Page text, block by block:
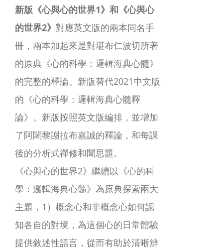
新版《心與心的世界1》和《心與心
的世界2》對應英文版的兩本同名手
冊，兩本加起來是對堪布仁波切所著
的原典《心的科學：邏輯海典心髓》
的完整的釋論。新版替代2021中文版
的《心的科學：邏輯海典心髓釋
論》。新版按照英文版編排，並增加
了阿闍黎謝拉布嘉誠的釋論，和每課
後的分析式禪修和聞思題。
《心與心的世界2》繼續以《心的科
學：邏輯海典心髓》為原典探索兩大
主題，1）概念心和非概念心如何認
知各自的對境，為這個心的日常體驗
提供敘述性語言，從而有助於清晰辨